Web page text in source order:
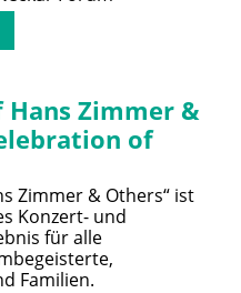
Hans Zimmer &
of
Zimmer & Others“ ist
Konzert- und
für alle
Familien.